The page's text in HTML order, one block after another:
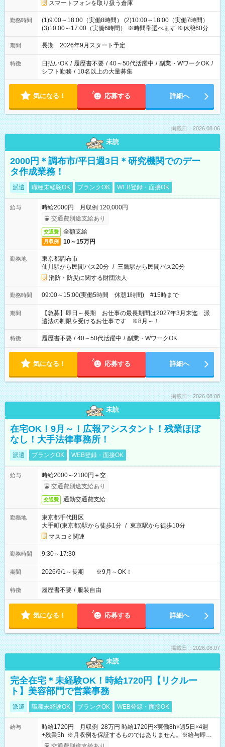
スマートフォンを取り扱う倉庫
勤務時間
(1)9:00～18:00（実働8時間） (2)10:00～18:00（実働7時間）
(3)10:00～17:00（実働6時間） ※時間帯選べます ※休憩60分
期間 長期 2026年9月スタート予定
特徴 日払いOK / 履歴書不要 / 40～50代活躍中 / 副業・WワークOK /
シフト勤務 / 10名以上の大量募集
気になる！ 応募する 詳細へ
掲載日：2026.08.06
未読
2000円＊調布市/平日週3日＊研究機関でのデー
タ作成業務！
派遣 職種未経験OK ブランクOK WEB登録・面接OK
給与
時給2000円 月収例 120,000円
交通費別途支給あり
交通費 全額支給
月収例 10～15万円
勤務地
東京都調布市
仙川駅から民間バス20分 / 三鷹駅から民間バス20分
消防・防災に関する財団法人
勤務時間 09:00～15:00(実働5時間 休憩1時間) #15時まで
期間
【急募】即日～長期 お仕事の最長期間は2027年3月末迄 派
遣法の制限を受けるお仕事です ※8月～！
特徴 履歴書不要 / 40～50代活躍中 / 副業・WワークOK
気になる！ 応募する 詳細へ
掲載日：2026.08.08
未読
在宅OK！9月～！広報アシスタント！残業ほぼ
なし！大手法律事務所！
派遣 ブランクOK WEB登録・面接OK
給与
時給2000～2100円＋交
交通費別途支給あり
交通費 通勤交通費支給
勤務地
東京都千代田区
大手町(東京都)駅から徒歩1分 / 東京駅から徒歩10分
マスコミ関連
勤務時間 9:30～17:30
期間 2026/9/1～長期 ※9月～OK！
特徴 履歴書不要 / 服装自由
気になる！ 応募する 詳細へ
掲載日：2026.08.07
未読
完全在宅＊未経験OK！時給1720円【リクルー
ト】美容部門で営業事務
派遣 職種未経験OK ブランクOK WEB登録・面接OK
給与
時給1720円 月収例 28万円 時給1720円×実働8h×週5日×4週
+残業5h ※月収例を保証するものではありません。※給与即受
取りサービス利用可（利用条件有）